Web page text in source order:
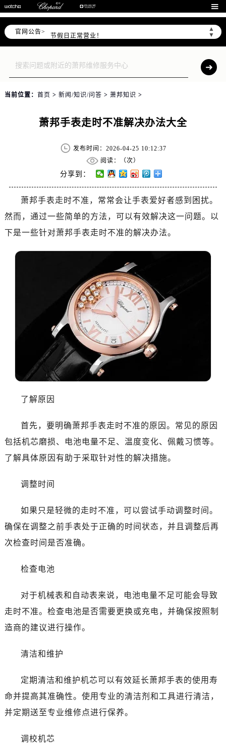

官网公告>
▲
▼
北京市东城区东长安街1号王府井东方广场W3座6层602室售后服务中心（需提前预约）
节假日正常营业！
当前位置： 首页 > 新闻/知识/问答 > 萧邦知识 >
萧邦手表走时不准解决办法大全
发布时间：2026-04-25 10:12:37
阅读：（次）
分享到：
萧邦手表走时不准，常常会让手表爱好者感到困扰。
然而，通过一些简单的方法，可以有效解决这一问题。以
下是一些针对萧邦手表走时不准的解决办法。
了解原因
首先，要明确萧邦手表走时不准的原因。常见的原因
包括机芯磨损、电池电量不足、温度变化、佩戴习惯等。
了解具体原因有助于采取针对性的解决措施。
调整时间
如果只是轻微的走时不准，可以尝试手动调整时间。
确保在调整之前手表处于正确的时间状态，并且调整后再
次检查时间是否准确。
检查电池
对于机械表和自动表来说，电池电量不足可能会导致
走时不准。检查电池是否需要更换或充电，并确保按照制
造商的建议进行操作。
清洁和维护
定期清洁和维护机芯可以有效延长萧邦手表的使用寿
命并提高其准确性。使用专业的清洁剂和工具进行清洁，
并定期送至专业维修点进行保养。
调校机芯